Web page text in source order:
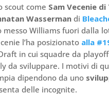
scout come Sam Vecenie di
Wasserman di
messo Williams fuori dalla
l’ha posizionato alla
in cui squadre da playoff
da sviluppare. I motivi di
dipendono da uno
delle incognite.